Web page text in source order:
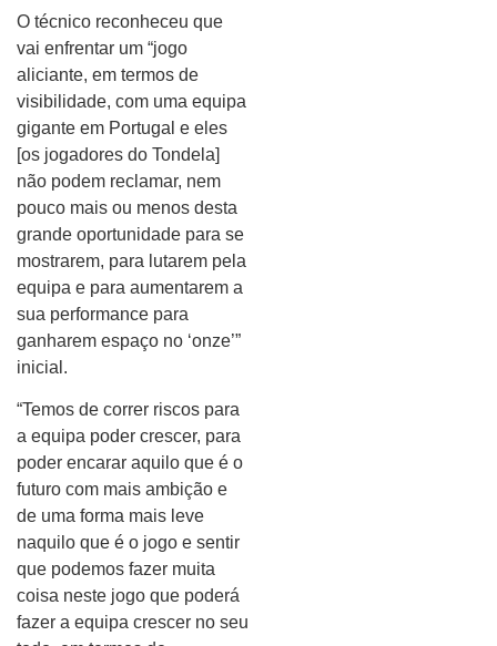
O técnico reconheceu que
vai enfrentar um “jogo
aliciante, em termos de
visibilidade, com uma equipa
gigante em Portugal e eles
[os jogadores do Tondela]
não podem reclamar, nem
pouco mais ou menos desta
grande oportunidade para se
mostrarem, para lutarem pela
equipa e para aumentarem a
sua performance para
ganharem espaço no ‘onze’”
inicial.
“Temos de correr riscos para
a equipa poder crescer, para
poder encarar aquilo que é o
futuro com mais ambição e
de uma forma mais leve
naquilo que é o jogo e sentir
que podemos fazer muita
coisa neste jogo que poderá
fazer a equipa crescer no seu